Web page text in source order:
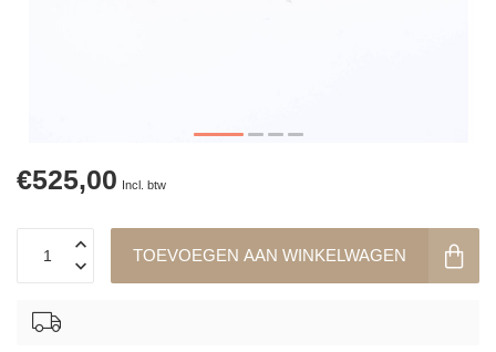
€525,00 Incl. btw
TOEVOEGEN AAN WINKELWAGEN